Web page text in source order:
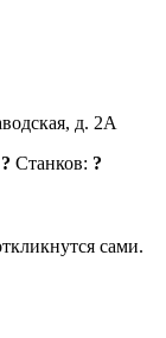
д. 2А
? Станков: ?
сами.